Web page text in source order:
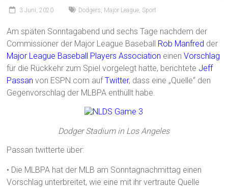
3 Juni, 2020 Dodgers, Major League, Sport
Am späten Sonntagabend und sechs Tage nachdem der
Commissioner der Major League Baseball Rob Manfred der
Major League Baseball Players Association einenVorschlag
für die Rückkehr zum Spiel vorgelegt hatte, berichtete Jeff
Passan von ESPN.com aufTwitter, dass eine „Quelle“ den
Gegenvorschlag der MLBPA enthüllt habe.
Dodger Stadium in Los Angeles
Passan twitterte über:
• Die MLBPA hat der MLB am Sonntagnachmittag einen
Vorschlag unterbreitet, wie eine mit ihr vertraute Quelle